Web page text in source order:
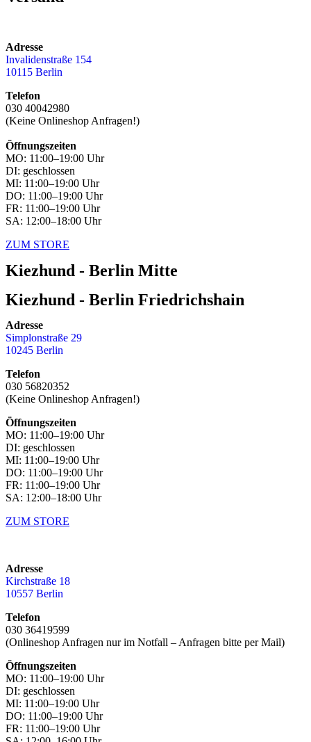
Adresse
Invalidenstraße 154
10115 Berlin
Telefon
030 40042980
(Keine Onlineshop Anfragen!)
Öffnungszeiten
MO: 11:00–19:00 Uhr
DI: geschlossen
MI: 11:00–19:00 Uhr
DO: 11:00–19:00 Uhr
FR: 11:00–19:00 Uhr
SA: 12:00–18:00 Uhr
ZUM STORE
Kiezhund - Berlin Mitte
Kiezhund - Berlin Friedrichshain
Adresse
Simplonstraße 29
10245 Berlin
Telefon
030 56820352
(Keine Onlineshop Anfragen!)
Öffnungszeiten
MO: 11:00–19:00 Uhr
DI: geschlossen
MI: 11:00–19:00 Uhr
DO: 11:00–19:00 Uhr
FR: 11:00–19:00 Uhr
SA: 12:00–18:00 Uhr
ZUM STORE
Adresse
Kirchstraße 18
10557 Berlin
Telefon
030 36419599
(Onlineshop Anfragen nur im Notfall – Anfragen bitte per Mail)
Öffnungszeiten
MO: 11:00–19:00 Uhr
DI: geschlossen
MI: 11:00–19:00 Uhr
DO: 11:00–19:00 Uhr
FR: 11:00–19:00 Uhr